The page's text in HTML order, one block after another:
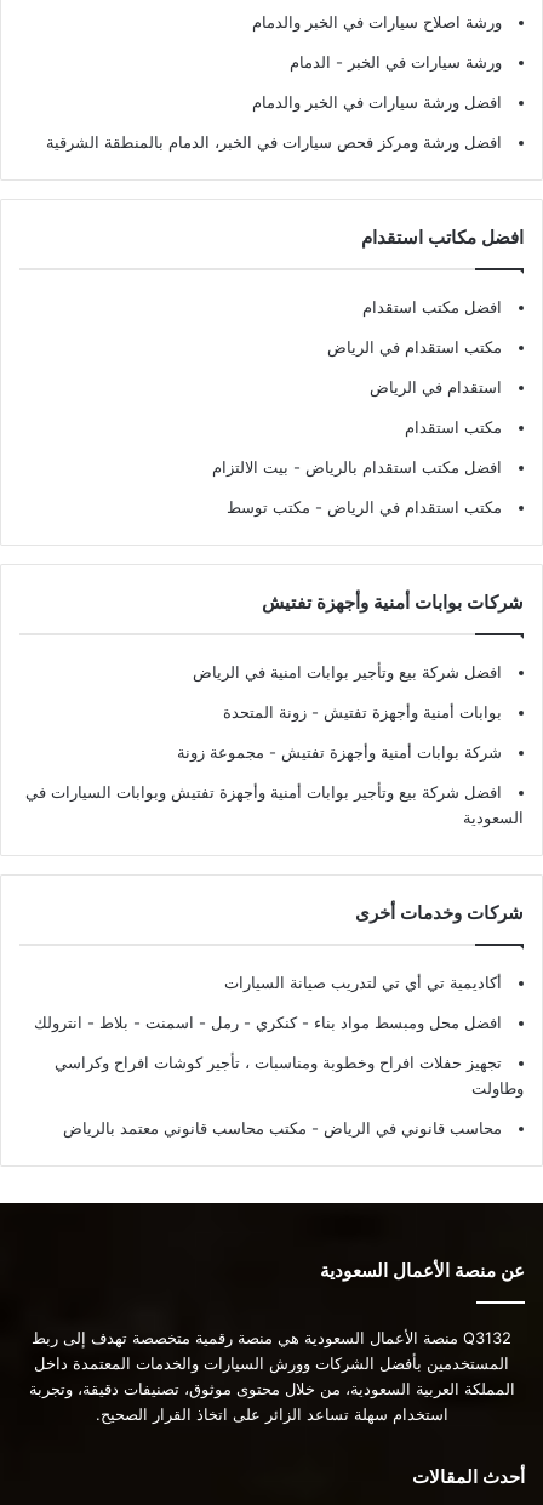
ورشة اصلاح سيارات في الخبر والدمام
ورشة سيارات في الخبر - الدمام
افضل ورشة سيارات في الخبر والدمام
افضل ورشة ومركز فحص سيارات في الخبر، الدمام بالمنطقة الشرقية
افضل مكاتب استقدام
افضل مكتب استقدام
مكتب استقدام في الرياض
استقدام في الرياض
مكتب استقدام
افضل مكتب استقدام بالرياض - بيت الالتزام
مكتب استقدام في الرياض - مكتب توسط
شركات بوابات أمنية وأجهزة تفتيش
افضل شركة بيع وتأجير بوابات امنية في الرياض
بوابات أمنية وأجهزة تفتيش - زونة المتحدة
شركة بوابات أمنية وأجهزة تفتيش - مجموعة زونة
افضل شركة بيع وتأجير بوابات أمنية وأجهزة تفتيش وبوابات السيارات في
السعودية
شركات وخدمات أخرى
أكاديمية تي أي تي لتدريب صيانة السيارات
افضل محل ومبسط مواد بناء - كنكري - رمل - اسمنت - بلاط - انترولك
تجهيز حفلات افراح وخطوبة ومناسبات ، تأجير كوشات افراح وكراسي
وطاولت
محاسب قانوني في الرياض - مكتب محاسب قانوني معتمد بالرياض
عن منصة الأعمال السعودية
Q3132 منصة الأعمال السعودية هي منصة رقمية متخصصة تهدف إلى ربط
المستخدمين بأفضل الشركات وورش السيارات والخدمات المعتمدة داخل
المملكة العربية السعودية، من خلال محتوى موثوق، تصنيفات دقيقة، وتجربة
استخدام سهلة تساعد الزائر على اتخاذ القرار الصحيح.
أحدث المقالات